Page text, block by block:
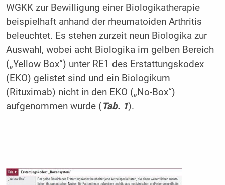
WGKK zur Bewilligung einer Biologikatherapie
beispielhaft anhand der rheumatoiden Arthritis
beleuchtet. Es stehen zurzeit neun Biologika zur
Auswahl, wobei acht Biologika im gelben Bereich
(„Yellow Box“) unter RE1 des Erstattungskodex
(EKO) gelistet sind und ein Biologikum
(Rituximab) nicht in den EKO („No-Box“)
aufgenommen wurde (Tab. 1).